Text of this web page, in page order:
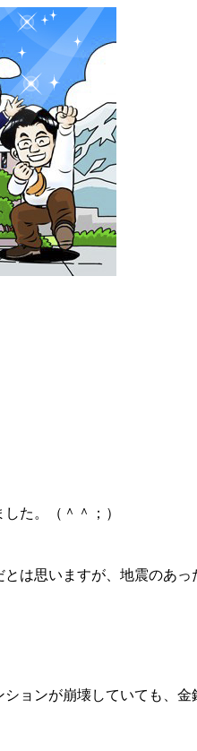
た。（＾＾；）
は思いますが、地震のあ
ョンが崩壊していても、